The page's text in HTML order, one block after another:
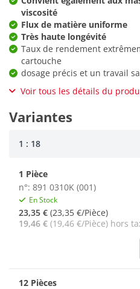
viscosité
Flux de matière uniforme
Très haute longévité
Taux de rendement
cartouche
dosage précis et un travail
Voir tous les détails du
Variantes
1 : 18
1 Pièce
n°: 891 0310K (001)
En Stock
23,35 € (23,35 €/Pièce)
19,46 € (19,46 €/Pièce) hors
12 Pièces